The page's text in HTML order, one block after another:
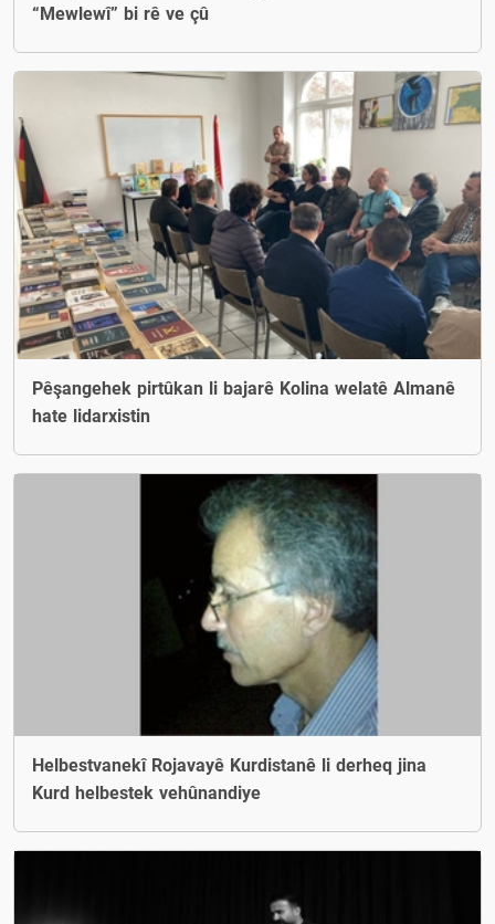
“Mewlewî” bi rê ve çû
Pêşangehek pirtûkan li bajarê Kolina welatê Almanê
hate lidarxistin
Helbestvanekî Rojavayê Kurdistanê li derheq jina
Kurd helbestek vehûnandiye